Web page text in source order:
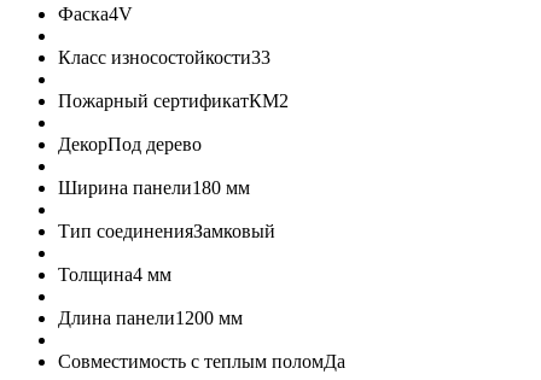
Фаска4V
Класс износостойкости33
Пожарный сертификатКМ2
ДекорПод дерево
Ширина панели180 мм
Тип соединенияЗамковый
Толщина4 мм
Длина панели1200 мм
Совместимость с теплым поломДа